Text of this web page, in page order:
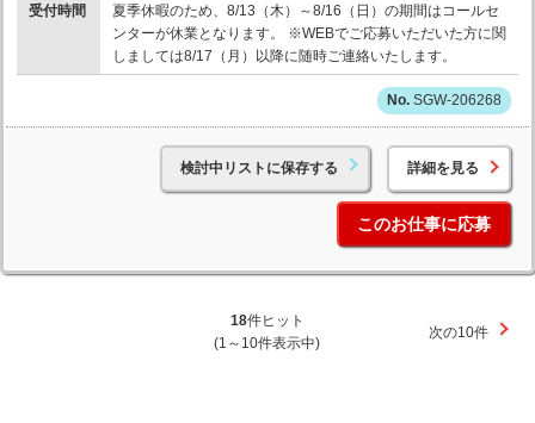
受付時間
夏季休暇のため、8/13（木）～8/16（日）の期間はコールセ
ンターが休業となります。 ※WEBでご応募いただいた方に関
しましては8/17（月）以降に随時ご連絡いたします。
SGW-206268
検討中リストに保存する 詳細を見る
このお仕事に応募
18件ヒット
(1～10件表示中)
次の10件